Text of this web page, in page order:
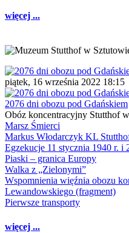
więcej ...
piątek, 16 września 2022 18:15
2076 dni obozu pod Gdańskiem
Obóz koncentracyjny Stutthof
Marsz Śmierci
Markus Włodarczyk KL
Egzekucje 11 stycznia 1940 r. i
Piaski – granica Europy
Walka z „Zielonymi”
Wspomnienia więźnia obozu
Lewandowskiego (fragment)
Pierwsze transporty
więcej ...